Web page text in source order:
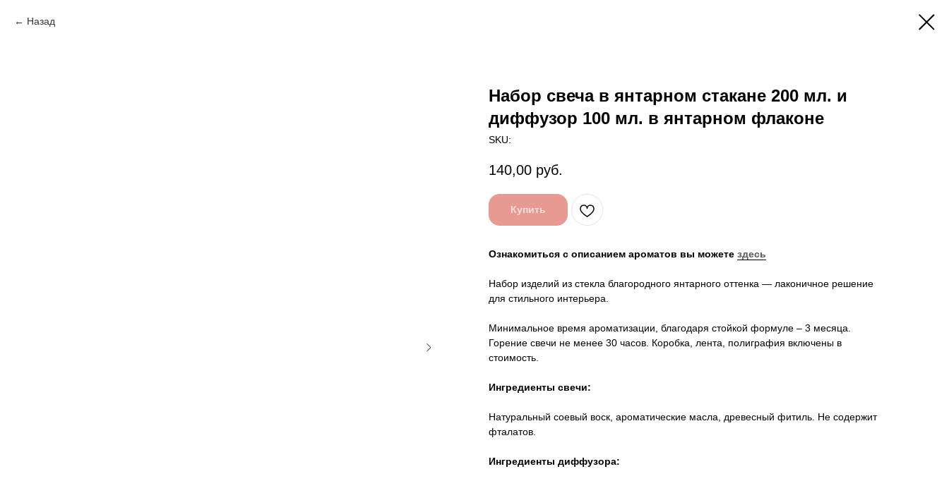
Назад
Набор свеча в янтарном стакане 200 мл. и
диффузор 100 мл. в янтарном флаконе
SKU:
140,00 руб.
Купить
Ознакомиться с описанием ароматов вы можете здесь
Набор изделий из стекла благородного янтарного оттенка — лаконичное решение
для стильного интерьера.
Минимальное время ароматизации, благодаря стойкой формуле – 3 месяца.
Горение свечи не менее 30 часов. Коробка, лента, полиграфия включены в
стоимость.
Ингредиенты свечи:
Натуральный соевый воск, ароматические масла, древесный фитиль. Не содержит
фталатов.
Ингредиенты диффузора: